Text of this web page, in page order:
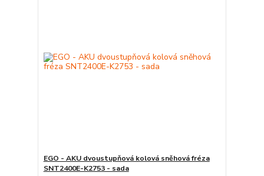
EGO - AKU dvoustupňová kolová sněhová fréza
SNT2400E-K2753 - sada